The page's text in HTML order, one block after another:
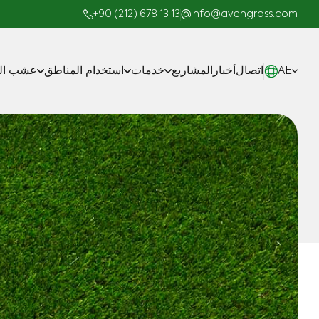
+90 (212) 678 13 13 info@avengrass.com
عشب استخدام المناطق خدمات
صناعة
المشاريع الجاهزة
المشاريع أخبار اتصال AE